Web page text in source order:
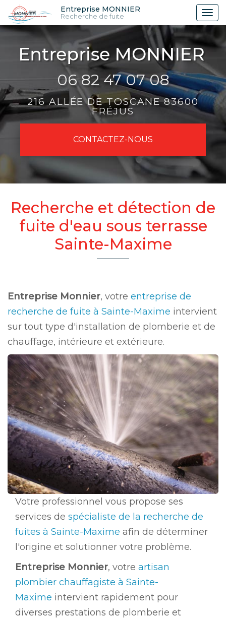
Aller
au
contenu
principal
Entreprise MONNIER
Recherche de fuite
06 82 47 07 08
216 ALLÉE DE TOSCANE 83600
FRÉJUS
CONTACTEZ-NOUS
Recherche et détection de
fuite d'eau sous terrasse
Sainte-Maxime
Entreprise Monnier, votre entreprise de
recherche de fuite à Sainte-Maxime intervient
sur tout type d'installation de plomberie et de
chauffage, intérieure et extérieure.
Votre professionnel vous propose ses
services de spécialiste de la recherche de
fuites à Sainte-Maxime afin de déterminer
l'origine et solutionner votre problème.
Entreprise Monnier, votre artisan
plombier chauffagiste à Sainte-
Maxime intervient rapidement pour
diverses prestations de plomberie et